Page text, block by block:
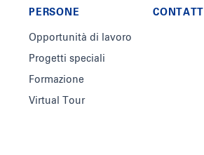
PERSONE
Opportunità di lavoro
Progetti speciali
Formazione
Virtual Tour
CONTATTI